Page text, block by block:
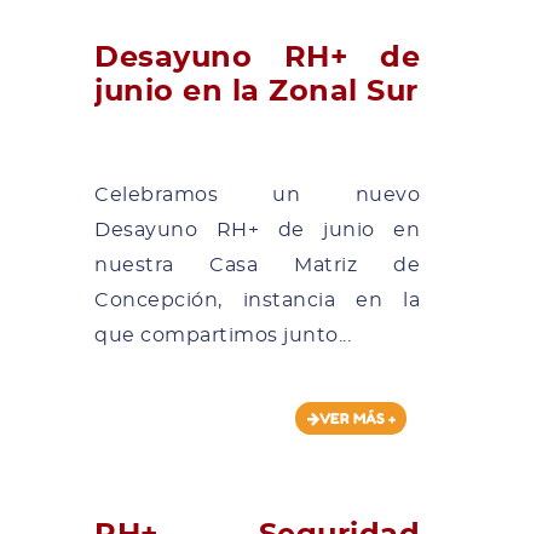
Desayuno RH+ de
junio en la Zonal Sur
Celebramos un nuevo
Desayuno RH+ de junio en
nuestra Casa Matriz de
Concepción, instancia en la
que compartimos junto...
VER MÁS +